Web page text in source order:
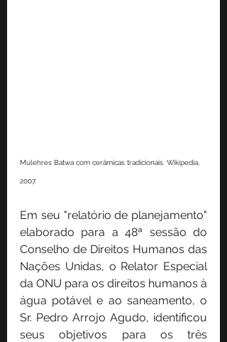
Mulehres Batwa com cerâmicas tradicionais. Wikipedia,
2007.
Em seu "relatório de planejamento"
elaborado para a 48ª sessão do
Conselho de Direitos Humanos das
Nações Unidas, o Relator Especial
da ONU para os direitos humanos à
água potável e ao saneamento, o
Sr. Pedro Arrojo Agudo, identificou
seus objetivos para os três